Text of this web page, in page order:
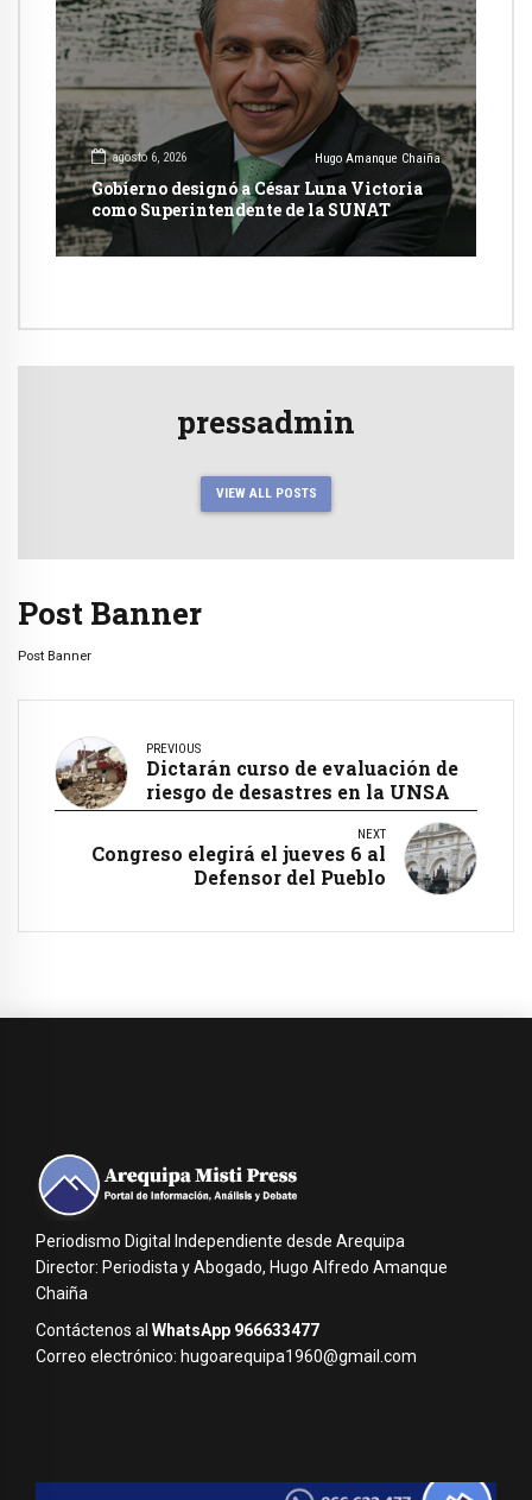
agosto 6, 2026 Hugo Amanque Chaiña
Gobierno designó a César Luna Victoria
como Superintendente de la SUNAT
pressadmin
VIEW ALL POSTS
Post Banner
Post Banner
PREVIOUS
Dictarán curso de evaluación de
riesgo de desastres en la UNSA
NEXT
Congreso elegirá el jueves 6 al
Defensor del Pueblo
Periodismo Digital Independiente desde Arequipa
Director: Periodista y Abogado, Hugo Alfredo Amanque
Chaiña
Contáctenos al WhatsApp 966633477
Correo electrónico: hugoarequipa1960@gmail.com